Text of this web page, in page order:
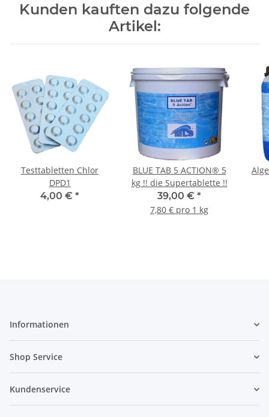
Kunden kauften dazu folgende
Artikel:
Testtabletten Chlor
DPD1
4,00 € *
BLUE TAB 5 ACTION® 5
kg !! die Supertablette !!
39,00 € *
7,80 € pro 1 kg
Informationen
Shop Service
Kundenservice